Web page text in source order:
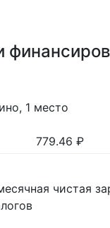
1 место
779.46 ₽
чистая